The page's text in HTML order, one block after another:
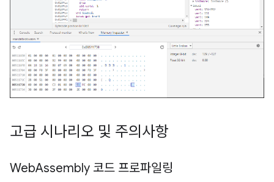
고급 시나리오 및 주의사항
WebAssembly 코드 프로파일링